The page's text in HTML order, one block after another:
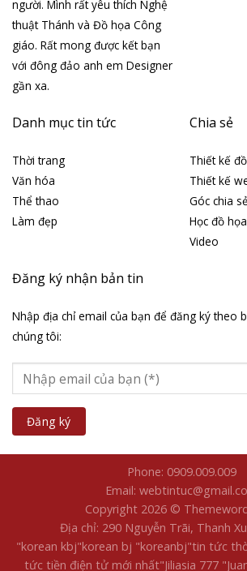
người. Mình rất yêu thích Nghệ
thuật Thánh và Đồ họa Công
giáo. Rất mong được kết bạn
với đông đảo anh em Designer
gần xa.
Danh mục tin tức
Thời trang
Văn hóa
Thể thao
Làm đẹp
Chia sẻ
Thiết kế
Thiết kế
Góc chia sẻ
Học đồ họa
Video
Đăng ký nhận bản tin
Nhập địa chỉ email của bạn để đăng ký theo
chúng tôi:
Phone: 0909.009.009
Email:
Copyright 2026 ©
Địa chỉ: 290 Nguyễn Trãi, Thanh
"korean kbj​"korean bj "koreanbj​"tin tức
tức tiền điện tử mới nhất​"Jiliasia 777